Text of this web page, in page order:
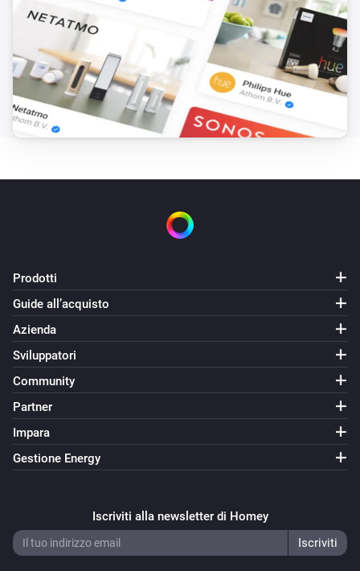
Prodotti
Guide all’acquisto
Azienda
Sviluppatori
Community
Partner
Impara
Gestione Energy
Iscriviti alla newsletter di Homey